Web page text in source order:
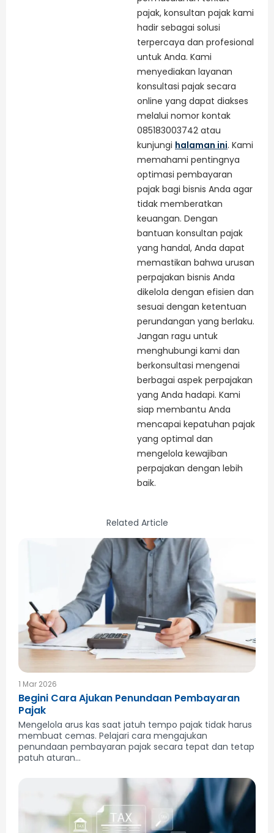
pajak, konsultan pajak kami
hadir sebagai solusi
terpercaya dan profesional
untuk Anda. Kami
menyediakan layanan
konsultasi pajak secara
online yang dapat diakses
melalui nomor kontak
085183003742 atau
kunjungi halaman ini. Kami
memahami pentingnya
optimasi pembayaran
pajak bagi bisnis Anda agar
tidak memberatkan
keuangan. Dengan
bantuan konsultan pajak
yang handal, Anda dapat
memastikan bahwa urusan
perpajakan bisnis Anda
dikelola dengan efisien dan
sesuai dengan ketentuan
perundangan yang berlaku.
Jangan ragu untuk
menghubungi kami dan
berkonsultasi mengenai
berbagai aspek perpajakan
yang Anda hadapi. Kami
siap membantu Anda
mencapai kepatuhan pajak
yang optimal dan
mengelola kewajiban
perpajakan dengan lebih
baik.
Related Article
1 Mar 2026
Begini Cara Ajukan Penundaan Pembayaran
Pajak
Mengelola arus kas saat jatuh tempo pajak tidak harus
membuat cemas. Pelajari cara mengajukan
penundaan pembayaran pajak secara tepat dan tetap
patuh aturan...